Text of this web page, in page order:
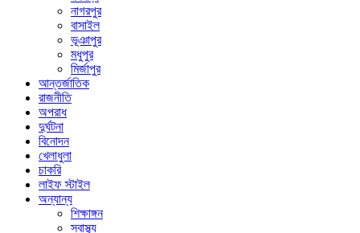
নাগরপুর
বাসাইল
ভূঞাপুর
মধুপুর
মির্জাপুর
আন্তর্জাতিক
রাজনীতি
অপরাধ
দুর্ঘটনা
বিনোদন
খেলাধুলা
চাকরি
লাইফ স্টাইল
অন্যান্য
শিক্ষাঙ্গন
স্বাস্থ্য